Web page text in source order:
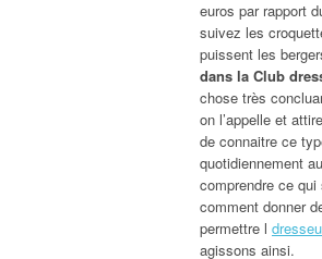
euros par rapport
suivez les
puissent les
dans la Club
chose très
on l’appelle et
de connaitre ce
quotidiennement
comprendre ce
comment donner
permettre l
agissons ainsi.